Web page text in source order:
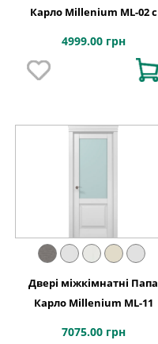
Карло Millenium ML-02 с
4999.00 грн
Двері міжкімнатні Папа
Карло Millenium ML-11
7075.00 грн